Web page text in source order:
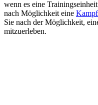
wenn es eine
nach Möglichkeit eine
Sie nach der Möglichkeit,
mitzuerleben.